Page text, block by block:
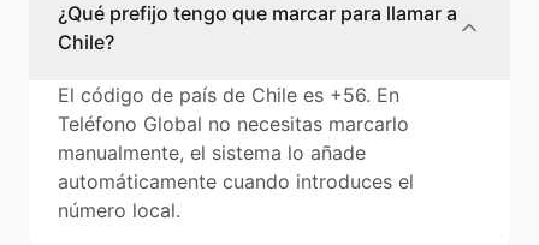
¿Qué prefijo tengo que marcar para llamar a
Chile?
El código de país de Chile es +56. En
Teléfono Global no necesitas marcarlo
manualmente, el sistema lo añade
automáticamente cuando introduces el
número local.